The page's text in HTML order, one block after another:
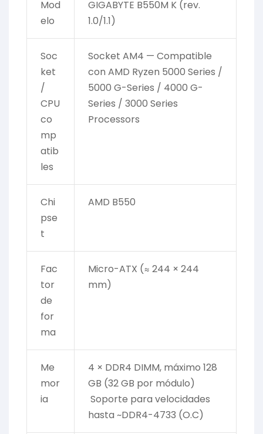
Mod
elo
GIGABYTE B550M K (rev.
1.0/1.1)
Soc
ket
/
CPU
co
mp
atib
les
Socket AM4 — Compatible
con AMD Ryzen 5000 Series /
5000 G-Series / 4000 G-
Series / 3000 Series
Processors
Chi
pse
t
AMD B550
Fac
tor
de
for
ma
Micro-ATX (≈ 244 × 244
mm)
Me
mor
ia
4 × DDR4 DIMM, máximo 128
GB (32 GB por módulo)
Soporte para velocidades
hasta ~DDR4-4733 (O.C)